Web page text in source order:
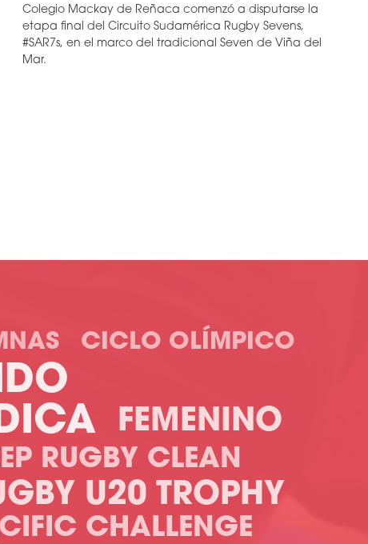
Colegio Mackay de Reñaca comenzó a disputarse la
etapa final del Circuito Sudamérica Rugby Sevens,
#SAR7s, en el marco del tradicional Seven de Viña del
Mar.
CICLO OLÍMPICO
FEMENINO
RUGBY CLEAN
U20 TROPHY
CHALLENGE